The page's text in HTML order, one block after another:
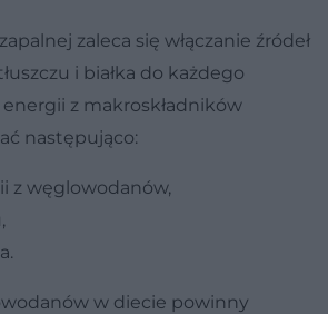
zaleca się włączanie źródeł
i białka do każdego
energii z makroskładników
następująco:
z węglowodanów,
w diecie powinny